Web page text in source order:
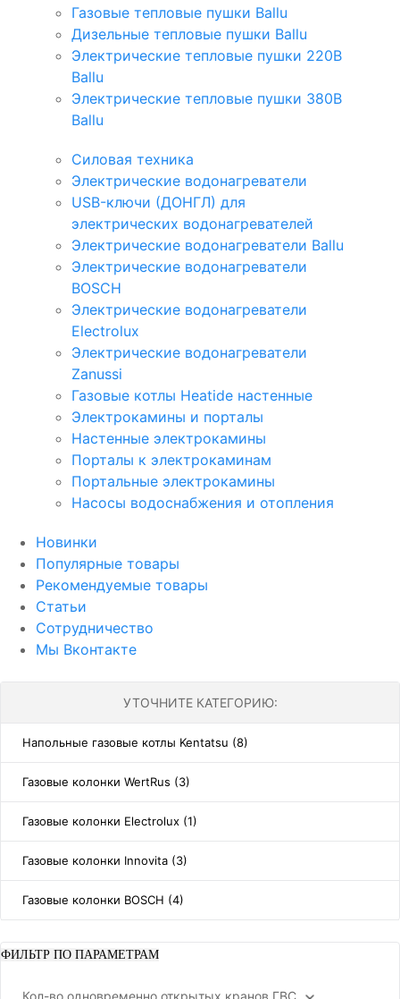
Газовые тепловые пушки Ballu
Дизельные тепловые пушки Ballu
Электрические тепловые пушки 220В
Ballu
Электрические тепловые пушки 380В
Ballu
Силовая техника
Электрические водонагреватели
USB-ключи (ДОНГЛ) для
электрических водонагревателей
Электрические водонагреватели Ballu
Электрические водонагреватели
BOSCH
Электрические водонагреватели
Electrolux
Электрические водонагреватели
Zanussi
Газовые котлы Heatide настенные
Электрокамины и порталы
Настенные электрокамины
Порталы к электрокаминам
Портальные электрокамины
Насосы водоснабжения и отопления
Новинки
Популярные товары
Рекомендуемые товары
Статьи
Сотрудничество
Мы Вконтакте
УТОЧНИТЕ КАТЕГОРИЮ:
Напольные газовые котлы Kentatsu (8)
Газовые колонки WertRus (3)
Газовые колонки Electrolux (1)
Газовые колонки Innovita (3)
Газовые колонки BOSCH (4)
ФИЛЬТР ПО ПАРАМЕТРАМ